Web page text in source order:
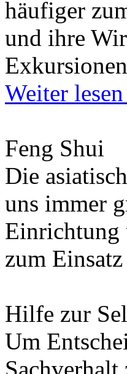
häufiger
und ihre
Weiter
Feng Shui
Die
uns immer
Einrichtung
zum
Hilfe zur
Um